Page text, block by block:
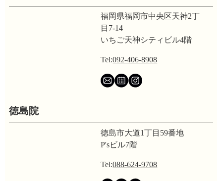
福岡県福岡市中央区天神2丁
目7-14
いちご天神シティビル4階
Tel:092-406-8908
徳島院
徳島市大道1丁目59番地
P'sビル7階
Tel:088-624-9708